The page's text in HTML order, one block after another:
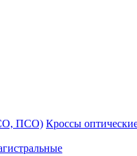
ПСО) Кроссы